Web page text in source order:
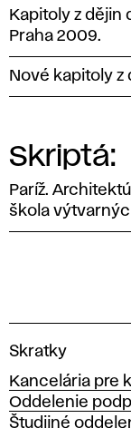
Kapitoly z dějin
Praha 2009.
Nové kapitoly z
Skriptá:
Paríž.
škola
V
s
o
Skratky
Kancelária pre
Oddelenie
Študijné